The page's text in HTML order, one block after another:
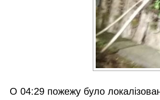
О 04:29 пожежу було